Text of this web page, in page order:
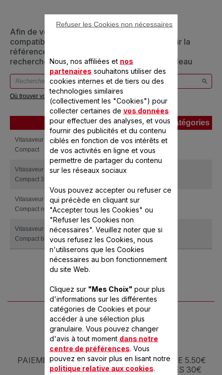
Afin de vous assurer que cet article est bien
compatible avec votre appareil, veuillez saisir la
référence de votre produit dans la barre de
recherche ci-dessous ou vous référer au tableau
Où trouver votre référence ?
Produits Références Catégories
Produits
Références
Vitasaveur Turbo Diffusion Ultra
Compact
VC100100
Vitasaveur Turbo Diffusion Ultra
Compact 3 bols
Vitasaveur Turbo Diffusion Ultra
Compact noir
VC100700
Vitasaveur Turbo Diffusion Ultra
Compact blanc
VC100600
PAIEMENT SÉCURISÉ
5 J À PARTIR DE 5.50€
- OFFERTE DÈS 30€
Nous, nos affiliées et nos
partenaires souhaitons utiliser des
cookies internes et de tiers ou des
technologies similaires
(collectivement les "Cookies") pour
collecter certaines de vos données
pour effectuer des analyses, et vous
fournir des publicités et du contenu
ciblés en fonction de vos intérêts et
de vos activités en ligne et vous
permettre de partager du contenu
sur les réseaux sociaux
Vous pouvez accepter ou refuser ce
qui précède en cliquant sur
"Accepter tous les Cookies" ou
"Refuser les Cookies non
nécessaires". Veuillez noter que si
vous refusez les Cookies, nous
n'utiliserons que les Cookies
nécessaires au bon fonctionnement
du site Web.
Cliquez sur "Mes Choix" pour plus
d'informations sur les différentes
catégories de Cookies et pour
accéder à une sélection plus
granulaire. Vous pouvez changer
d'avis à tout moment dans notre
centre de préférences . Vous
pouvez en savoir plus en lisant notre
politique relative aux cookies
Refuser les Cookies non nécessaires